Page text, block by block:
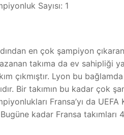
Sayısı: 1
en çok şampiyon
takıma da ev sahipliği
çıkmıştır. Lyon bu
Bir takımın bu kadar çok
Fransa’yı da
kadar Fransa takımları